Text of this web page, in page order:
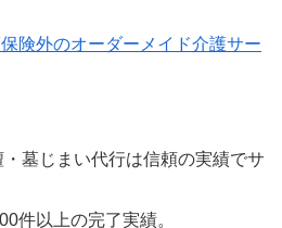
険外のオーダーメイド介護サー
墓じまい代行は信頼の実績でサ
件以上の完了実績。